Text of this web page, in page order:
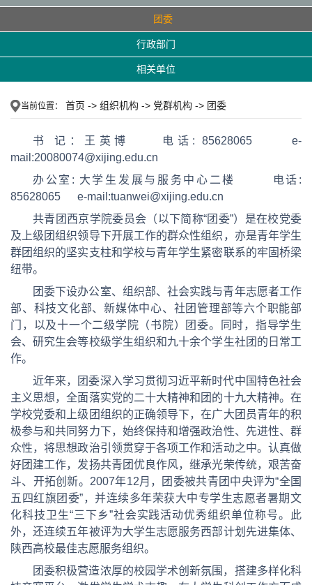
团委
行政部门
相关单位
当前位置： 首页 -> 组织机构 -> 党群机构 -> 团委
书 记：王英博 电话: 85628065 e-
mail:20080074@xijing.edu.cn
办公室: 大学生发展与服务中心二楼 电话:
85628065 e-mail:tuanwei@xijing.edu.cn
共青团西京学院委员会（以下简称“团委”）是在校党委
及上级团组织领导下开展工作的群众性组织，亦是青年学生
群团组织的坚实支柱和学校与青年学生紧密联系的牢固桥梁
纽带。
团委下设办公室、组织部、社会实践与青年志愿者工作
部、科技文化部、新媒体中心、社团管理部等六个职能部
门，以及十一个二级学院（书院）团委。同时，指导学生
会、研究生会等校级学生组织和九十余个学生社团的日常工
作。
近年来，团委深入学习贯彻习近平新时代中国特色社会
主义思想，全面落实党的二十大精神和团的十九大精神。在
学校党委和上级团组织的正确领导下，在广大团员青年的积
极参与和共同努力下，始终保持和增强政治性、先进性、群
众性，将思想政治引领贯穿于各项工作和活动之中。认真做
好团建工作，发扬共青团优良作风，继承光荣传统，艰苦奋
斗、开拓创新。2007年12月，团委被共青团中央评为“全国
五四红旗团委”，并连续多年荣获大中专学生志愿者暑期文
化科技卫生“三下乡”社会实践活动优秀组织单位称号。此
外，还连续五年被评为大学生志愿服务西部计划先进集体、
陕西高校最佳志愿服务组织。
团委积极营造浓厚的校园学术创新氛围，搭建多样化科